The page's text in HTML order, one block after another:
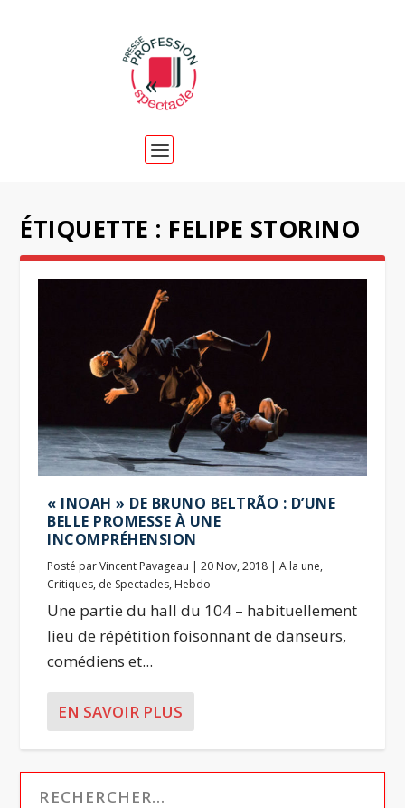
ÉTIQUETTE : FELIPE STORINO
« INOAH » DE BRUNO BELTRÃO : D’UNE
BELLE PROMESSE À UNE
INCOMPRÉHENSION
Posté parVincent Pavageau |20 Nov, 2018 |A la une,
Critiques, de Spectacles, Hebdo
Une partie du hall du 104 – habituellement
lieu de répétition foisonnant de danseurs,
comédiens et...
EN SAVOIR PLUS